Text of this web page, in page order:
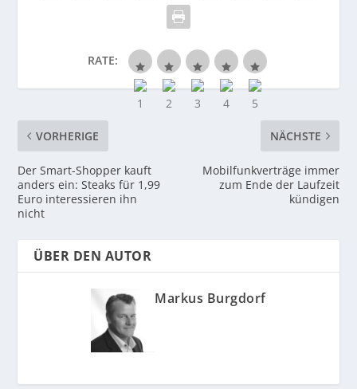
RATE:
VORHERIGE
Der Smart-Shopper kauft
anders ein: Steaks für 1,99
Euro interessieren ihn
nicht
NÄCHSTE
Mobilfunkverträge immer
zum Ende der Laufzeit
kündigen
ÜBER DEN AUTOR
Markus Burgdorf